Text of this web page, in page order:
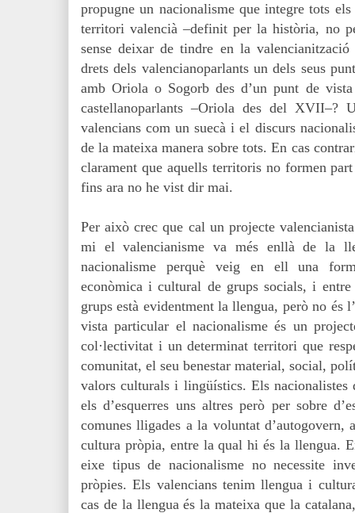
propugne un nacionalisme que integre tots
territori valencià –definit per la història, no
sense deixar de tindre en la
drets dels valencianoparlants un dels seus
amb Oriola o Sogorb des d’un punt de
castellanoparlants –Oriola des del XVII–?
valencians com un suecà i el discurs
de la mateixa manera sobre tots. En cas
clarament que aquells territoris no formen
fins ara no he vist dir mai.
Per això crec que cal un projecte
mi el valencianisme va més enllà de la
nacionalisme perquè veig en ell una
econòmica i cultural de grups socials, i
grups està evidentment la llengua, però no és
vista particular el nacionalisme és un
col·lectivitat i un determinat territori que
comunitat, el seu benestar material, social,
valors culturals i lingüístics. Els nacionalistes
els d’esquerres uns altres però per sobre
comunes lligades a la voluntat
cultura pròpia, entre la qual hi és la llengua.
eixe tipus de nacionalisme no necessite
pròpies. Els valencians tenim llengua i
cas de la llengua és la mateixa que la